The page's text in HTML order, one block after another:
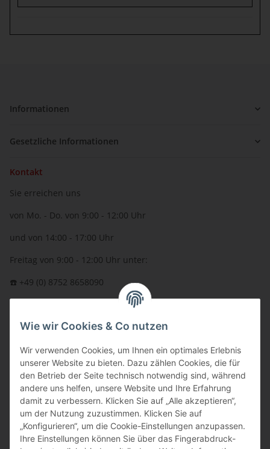
Informationen
Gesetzliche Informationen
Kontakt
Sie erreichen uns
von Mo. - Do. von 9:00 - 12:00 Uhr
und von 14:00 - 17:00 Uhr
Freitag von 9:00 - 12:00 Uhr unter:
☎️ +49 (0) 8752 8658090
oder über unserKontaktformular
BFT - Autorisierter Fachhändler
Wie wir Cookies & Co nutzen
Wir verwenden Cookies, um Ihnen ein optimales Erlebnis
unserer Website zu bieten. Dazu zählen Cookies, die für
den Betrieb der Seite technisch notwendig sind, während
andere uns helfen, unsere Website und Ihre Erfahrung
damit zu verbessern. Klicken Sie auf „Alle akzeptieren“,
um der Nutzung zuzustimmen. Klicken Sie auf
„Konfigurieren“, um die Cookie-Einstellungen anzupassen.
Ihre Einstellungen können Sie über das Fingerabdruck-